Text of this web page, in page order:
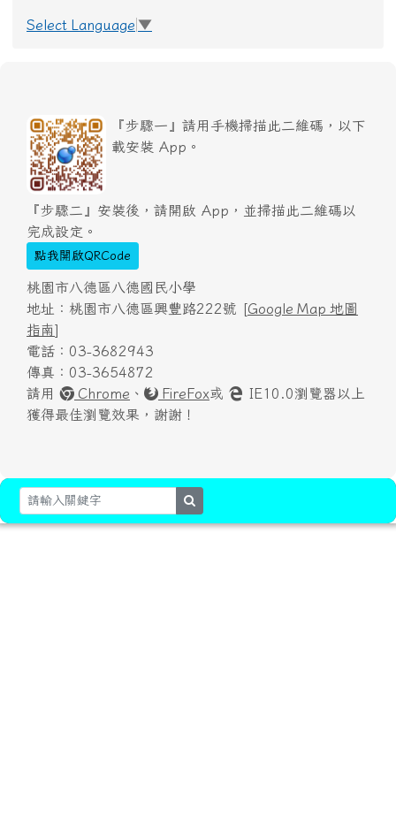
Select Language ▼
『步驟一』請用手機掃描此二維碼，以下
載安裝 App。
『步驟二』安裝後，請開啟 App，並掃描此二維碼以
完成設定。
點我開啟QRCode
桃園市八德區八德國民小學
地址：桃園市八德區興豐路222號 [Google Map 地圖
指南]
電話：03-3682943
傳真：03-3654872
請用
Chrome 、 FireFox或
IE10.0瀏覽器以上
獲得最佳瀏覽效果，謝謝！